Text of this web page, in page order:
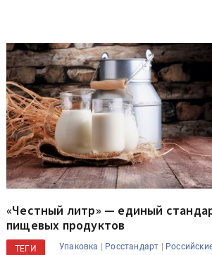
«Честный литр» — единый
пищевых продуктов
ТЕГИ Упаковка | Росстандарт |